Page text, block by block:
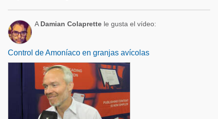
A Damian Colaprette le gusta el vídeo:
Control de Amoníaco en granjas avícolas